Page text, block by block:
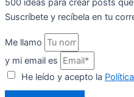
500 ideas para crear posts
Suscríbete y recíbela en tu
Me llamo
y mi email es
He leído y acepto la